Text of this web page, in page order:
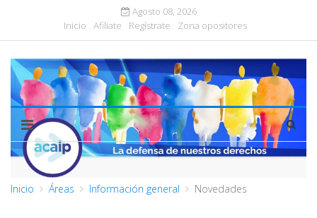
Agosto 08, 2026
Inicio
Afiliate Regístrate Zona opositores
Inicio Áreas Información general Novedades